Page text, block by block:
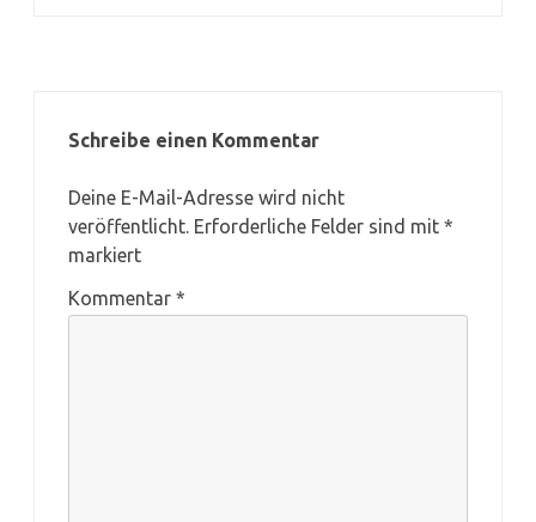
Schreibe einen Kommentar
Deine E-Mail-Adresse wird nicht
veröffentlicht. Erforderliche Felder sind mit *
markiert
Kommentar *